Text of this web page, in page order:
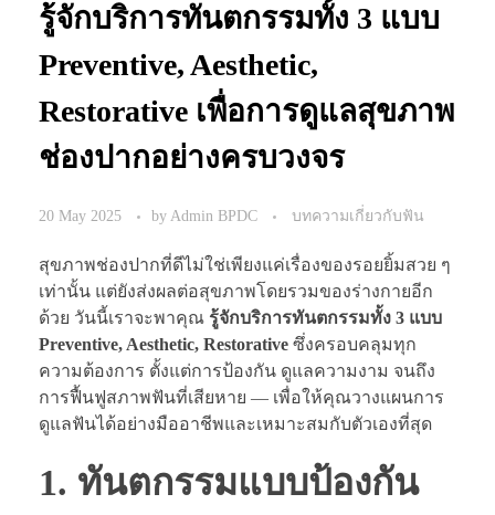
รู้จักบริการทันตกรรมทั้ง 3 แบบ
Preventive, Aesthetic,
Restorative เพื่อการดูแลสุขภาพ
ช่องปากอย่างครบวงจร
20 May 2025 by Admin BPDC บทความเกี่ยวกับฟัน
สุขภาพช่องปากที่ดีไม่ใช่เพียงแค่เรื่องของรอยยิ้มสวย ๆ
เท่านั้น แต่ยังส่งผลต่อสุขภาพโดยรวมของร่างกายอีก
ด้วย วันนี้เราจะพาคุณ รู้จักบริการทันตกรรมทั้ง 3 แบบ
Preventive, Aesthetic, Restorative ซึ่งครอบคลุมทุก
ความต้องการ ตั้งแต่การป้องกัน ดูแลความงาม จนถึง
การฟื้นฟูสภาพฟันที่เสียหาย — เพื่อให้คุณวางแผนการ
ดูแลฟันได้อย่างมืออาชีพและเหมาะสมกับตัวเองที่สุด
1. ทันตกรรมแบบป้องกัน